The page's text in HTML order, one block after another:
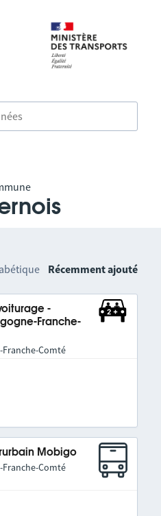
Récemment ajouté
-
Franche-
Comté
Mobigo
Comté